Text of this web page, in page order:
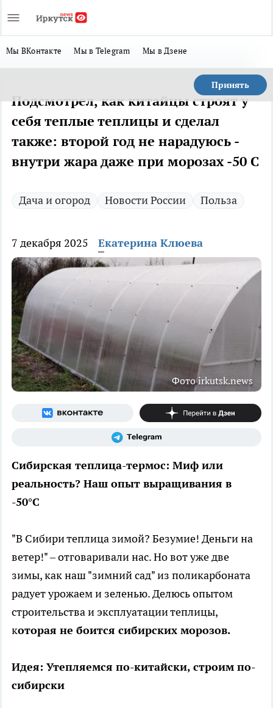
Мы ВКонтакте Мы в Telegram Мы в Дзене
Принять
Подсмотрел, как китайцы строят у
себя теплые теплицы и сделал
также: второй год не нарадуюсь -
внутри жара даже при морозах -50 С
Дача и огород Новости России Польза
7 декабря 2025 Екатерина Клюева
Фото irkutsk.news
Сибирская теплица-термос: Миф или
реальность? Наш опыт выращивания в
-50°C
"В Сибири теплица зимой? Безумие! Деньги на
ветер!" – отговаривали нас. Но вот уже две
зимы, как наш "зимний сад" из поликарбоната
радует урожаем и зеленью. Делюсь опытом
строительства и эксплуатации теплицы,
которая не боится сибирских морозов.
Идея: Утепляемся по-китайски, строим по-
сибирски